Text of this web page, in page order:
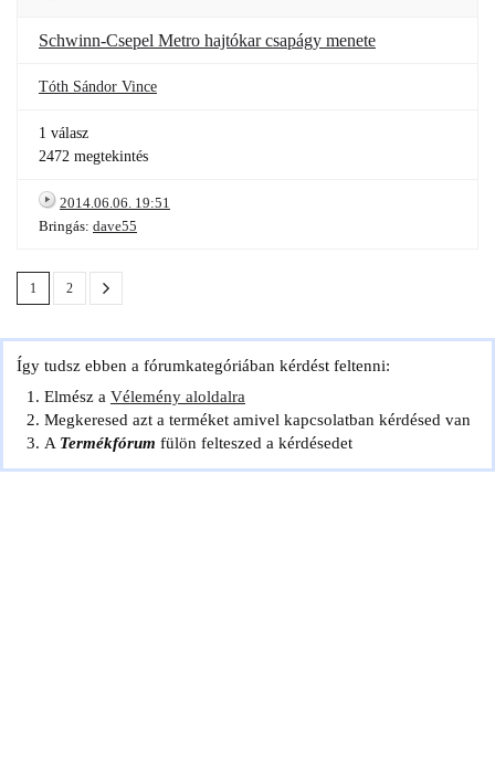
Schwinn-Csepel Metro hajtókar csapágy menete
Tóth Sándor Vince
1 válasz
2472 megtekintés
2014.06.06. 19:51
Bringás: dave55
1 2
Így tudsz ebben a fórumkategóriában kérdést feltenni:
Elmész a Vélemény aloldalra
Megkeresed azt a terméket amivel kapcsolatban kérdésed van
A Termékfórum fülön felteszed a kérdésedet